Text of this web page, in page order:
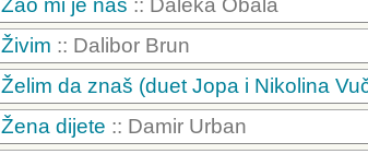
Žao mi je nas :: Daleka Obala
Živim :: Dalibor Brun
Želim da znaš (duet Jopa i Nikolina
Žena dijete :: Damir Urban